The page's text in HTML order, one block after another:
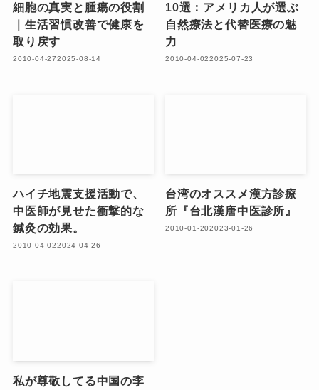
細胞の真実と腫瘍の役割
｜生活習慣改善で健康を
取り戻す
2010-04-272025-08-14
10選：アメリカ人が選ぶ
自然療法と代替医療の魅
力
2010-04-022025-07-23
ハイチ地震支援活動で、
中医師が見せた衝撃的な
鍼灸の効果。
2010-04-022024-04-26
台湾のオススメ漢方診療
所『台北漢唐中医診所』
2010-01-202023-01-26
私が尊敬してる中国の李